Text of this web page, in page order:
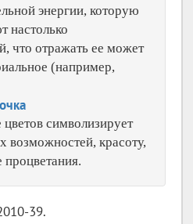
энергии, которую
настолько
что отражать ее может
(например,
символизирует
возможностей, красоту,
39.